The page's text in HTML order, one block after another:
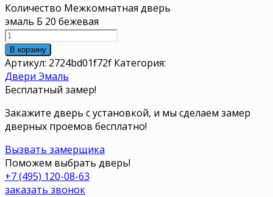
Количество Межкомнатная дверь
эмаль Б 20 бежевая
В корзину
Артикул: 2724bd01f72f Категория:
Двери Эмаль
Бесплатный замер!
Закажите дверь с установкой, и мы сделаем замер
дверных проемов бесплатно!
Вызвать замерщика
Поможем выбрать дверь!
+7 (495) 120-08-63
заказать звонок